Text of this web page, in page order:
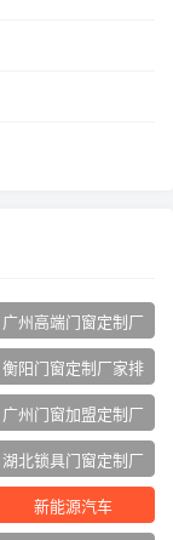
广州高端门窗定制厂
家
衡阳门窗定制厂家排
名
广州门窗加盟定制厂
家
湖北锁具门窗定制厂
家
新能源汽车